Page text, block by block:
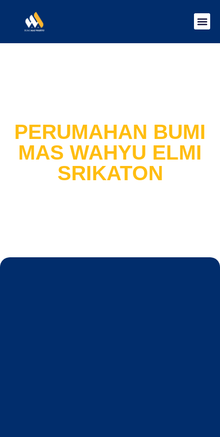
PERUMAHAN BUMI
MAS WAHYU ELMI
SRIKATON